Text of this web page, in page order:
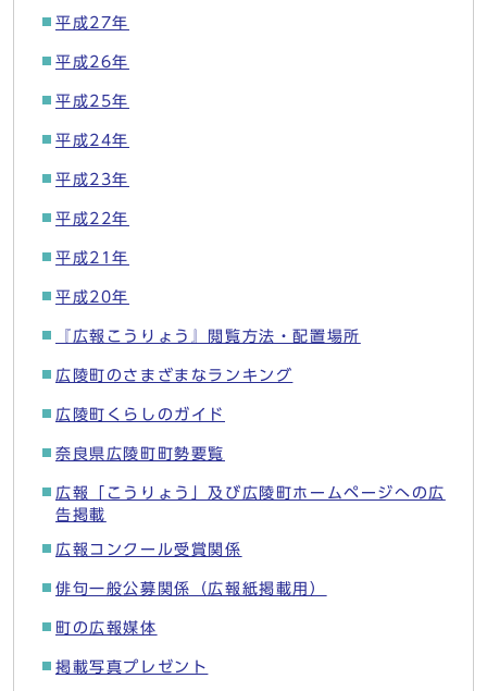
平成27年
平成26年
平成25年
平成24年
平成23年
平成22年
平成21年
平成20年
『広報こうりょう』閲覧方法・配置場所
広陵町のさまざまなランキング
広陵町くらしのガイド
奈良県広陵町町勢要覧
広報「こうりょう」及び広陵町ホームページへの広
告掲載
広報コンクール受賞関係
俳句一般公募関係（広報紙掲載用）
町の広報媒体
掲載写真プレゼント